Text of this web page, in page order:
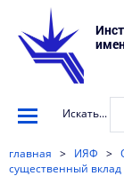
Искать...
главная > ИЯФ >
существенный вклад